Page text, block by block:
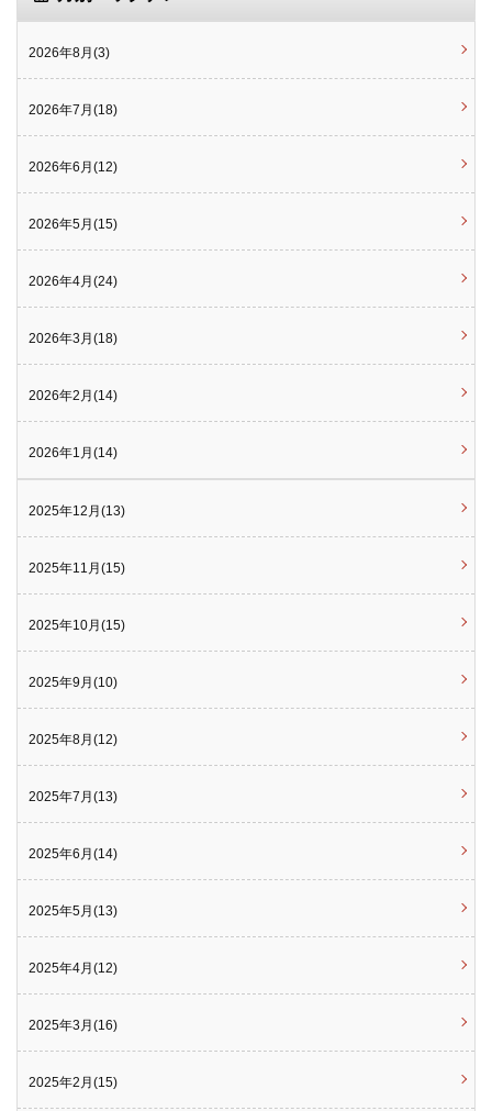
2026年8月(3)
2026年7月(18)
2026年6月(12)
2026年5月(15)
2026年4月(24)
2026年3月(18)
2026年2月(14)
2026年1月(14)
2025年12月(13)
2025年11月(15)
2025年10月(15)
2025年9月(10)
2025年8月(12)
2025年7月(13)
2025年6月(14)
2025年5月(13)
2025年4月(12)
2025年3月(16)
2025年2月(15)